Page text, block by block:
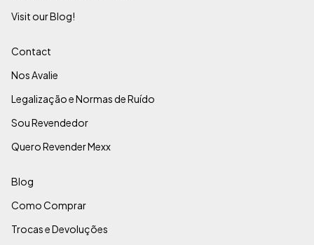
Visit our Blog!
Contact
Nos Avalie
Legalização e Normas de Ruído
Sou Revendedor
Quero Revender Mexx
Blog
Como Comprar
Trocas e Devoluções